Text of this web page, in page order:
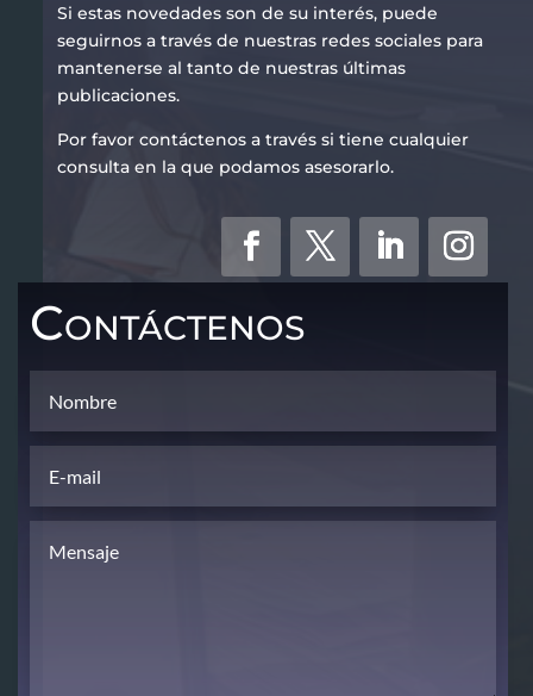
Si estas novedades son de su interés, puede
seguirnos a través de nuestras redes sociales para
mantenerse al tanto de nuestras últimas
publicaciones.
Por favor contáctenos a través si tiene cualquier
consulta en la que podamos asesorarlo.
Contáctenos